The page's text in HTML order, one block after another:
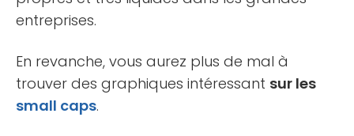
entreprises.
En revanche, vous aurez plus de mal à
trouver des graphiques intéressant sur les
small caps.